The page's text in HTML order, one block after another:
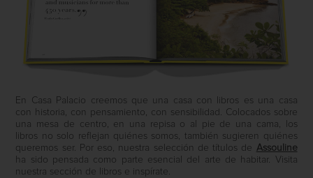
En Casa Palacio creemos que una casa con libros es una casa
con historia, con pensamiento, con sensibilidad. Colocados sobre
una mesa de centro, en una repisa o al pie de una cama, los
libros no solo reflejan quiénes somos, también sugieren quiénes
queremos ser. Por eso, nuestra selección de títulos de Assouline
ha sido pensada como parte esencial del arte de habitar. Visita
nuestra sección de libros e inspírate.